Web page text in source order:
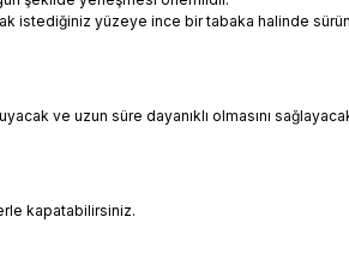
istediğiniz yüzeye ince bir tabaka halinde
ve uzun süre dayanıklı olmasını
kapatabilirsiniz.